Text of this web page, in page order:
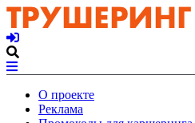
О проекте
Реклама